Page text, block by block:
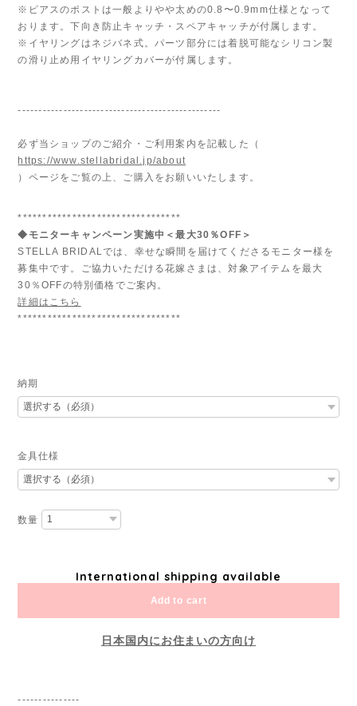
※ピアスのポストは一般よりやや太めの0.8〜0.9mm仕様となって
おります。下向き防止キャッチ・スペアキャッチが付属します。
※イヤリングはネジバネ式。パーツ部分には着脱可能なシリコン製
の滑り止め用イヤリングカバーが付属します。
-------------------------------------------------
必ず当ショップのご紹介・ご利用案内を記載した（
https://www.stellabridal.jp/about
）ページをご覧の上、ご購入をお願いいたします。
*********************************
◆モニターキャンペーン実施中＜最大30％OFF＞
STELLA BRIDALでは、幸せな瞬間を届けてくださるモニター様を
募集中です。ご協力いただける花嫁さまは、対象アイテムを最大
30％OFFの特別価格でご案内。
詳細はこちら
*********************************
納期
金具仕様
数量
International shipping available
Add to cart
日本国内にお住まいの方向け
---------------